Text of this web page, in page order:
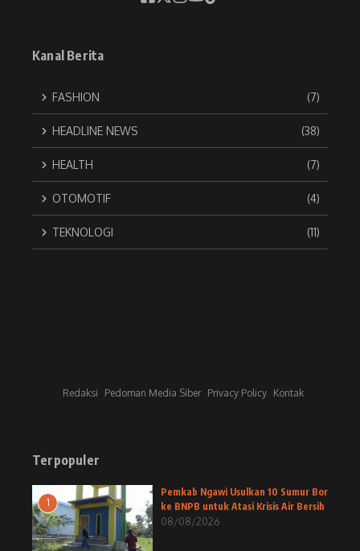
Kanal Berita
FASHION (7)
HEADLINE NEWS (38)
HEALTH (7)
OTOMOTIF (4)
TEKNOLOGI (11)
Redaksi Pedoman Media Siber Privacy Policy Kontak
Terpopuler
1
Pemkab Ngawi Usulkan 10 Sumur Bor
ke BNPB untuk Atasi Krisis Air Bersih
08/08/2026